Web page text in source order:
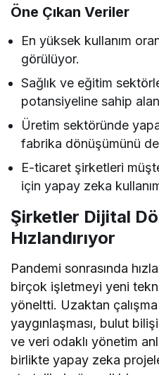
Öne Çıkan Veriler
En yüksek kullanım
görülüyor.
Sağlık ve eğitim
potansiyeline sahip
Üretim sektöründe
fabrika dönüşümünü
E-ticaret şirketleri
için yapay zeka
Şirketler Dijital
Hızlandırıyor
Pandemi sonrasında
birçok işletmeyi yeni
yöneltti. Uzaktan
yaygınlaşması, bulut
ve veri odaklı yönetim
birlikte yapay zeka